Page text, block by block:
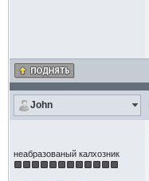
John
неабразованый калхозник